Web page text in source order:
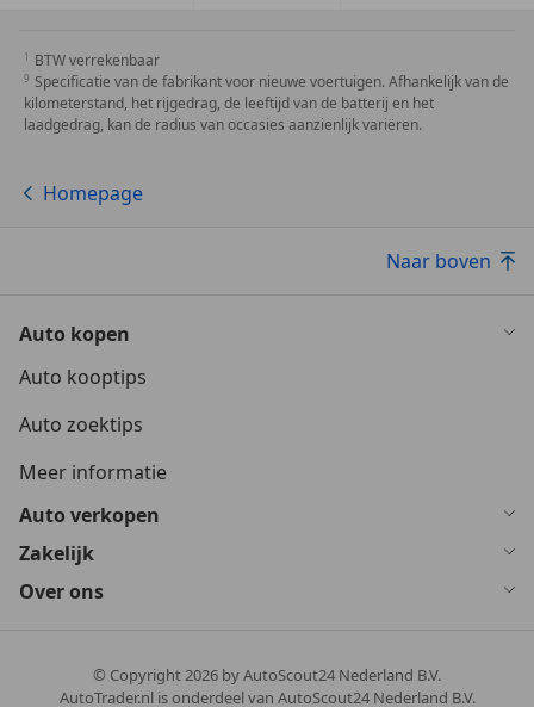
BTW verrekenbaar
Specificatie van de fabrikant voor nieuwe voertuigen. Afhankelijk van de
kilometerstand, het rijgedrag, de leeftijd van de batterij en het
laadgedrag, kan de radius van occasies aanzienlijk variëren.
Homepage
Naar boven
Auto kopen
Auto kooptips
Auto zoektips
Meer informatie
Auto verkopen
Zakelijk
Over ons
© Copyright2026 by AutoScout24 Nederland B.V.
AutoTrader.nl is onderdeel van AutoScout24 Nederland B.V.